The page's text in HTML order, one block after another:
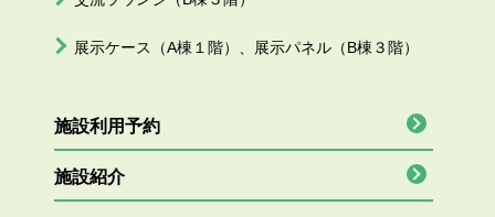
展示ケース（A棟１階）、展示パネル（B棟３階）
施設利用予約
施設紹介